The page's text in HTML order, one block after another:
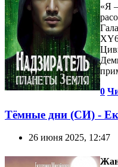
«Я
0
Тёмные дни (СИ) -
26 июня 2025, 12:47